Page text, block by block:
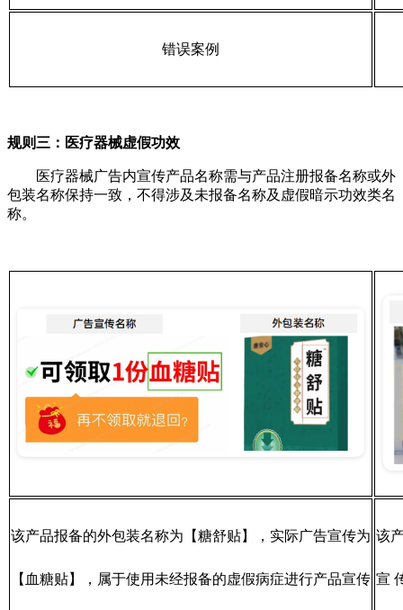
错误案例
规则三：医疗器械虚假功效
医疗器械广告内宣传产品名称需与产品注册报备名称或外
包装名称保持一致，不得涉及未报备名称及虚假暗示功效类名
称。
该产品报备的外包装名称为【糖舒贴】，实际广告宣传为
【血糖贴】，属于使用未经报备的虚假病症进行产品宣传
该
宣